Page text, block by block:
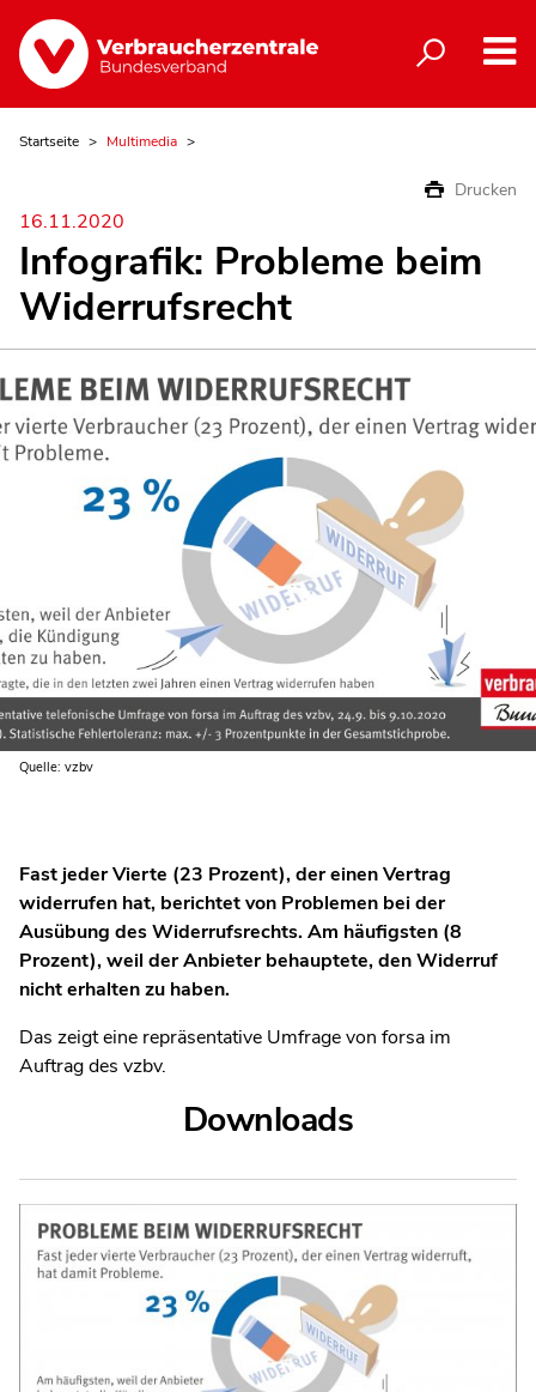
Startseite Multimedia
Drucken
16.11.2020
Infografik: Probleme beim
Widerrufsrecht
Quelle: vzbv
Fast jeder Vierte (23 Prozent), der einen Vertrag
widerrufen hat, berichtet von Problemen bei der
Ausübung des Widerrufsrechts. Am häufigsten (8
Prozent), weil der Anbieter behauptete, den Widerruf
nicht erhalten zu haben.
Das zeigt eine repräsentative Umfrage von forsa im
Auftrag des vzbv.
Downloads